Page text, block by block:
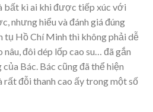
bất kì ai khi được tiếp xúc với
nhưng hiểu và đánh giá đúng
tụ Hồ Chí Minh thì không phải dễ
nâu, đôi dép lốp cao su… đã gắn
Bác. Bác cũng đã thể hiện
rất đỗi thanh cao ấy trong một số